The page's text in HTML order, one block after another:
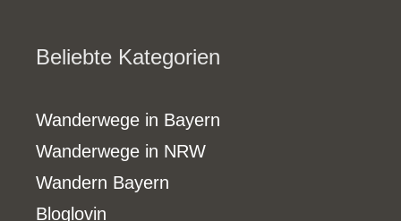
Beliebte Kategorien
Wanderwege in Bayern
Wanderwege in NRW
Wandern Bayern
Bloglovin